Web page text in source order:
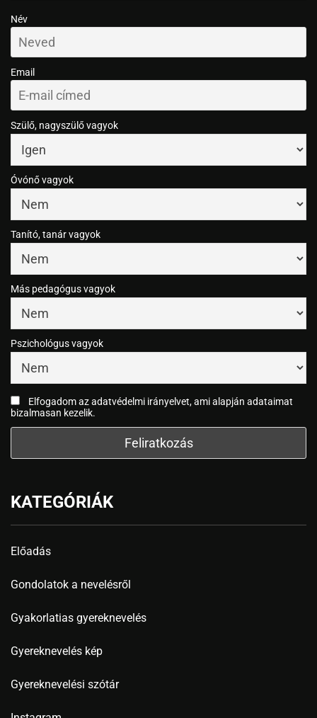
Név
Email
Szülő, nagyszülő vagyok
Óvónő vagyok
Tanító, tanár vagyok
Más pedagógus vagyok
Pszichológus vagyok
Elfogadom az adatvédelmi irányelvet, ami alapján adataimat
bizalmasan kezelik.
KATEGÓRIÁK
Előadás
Gondolatok a nevelésről
Gyakorlatias gyereknevelés
Gyereknevelés kép
Gyereknevelési szótár